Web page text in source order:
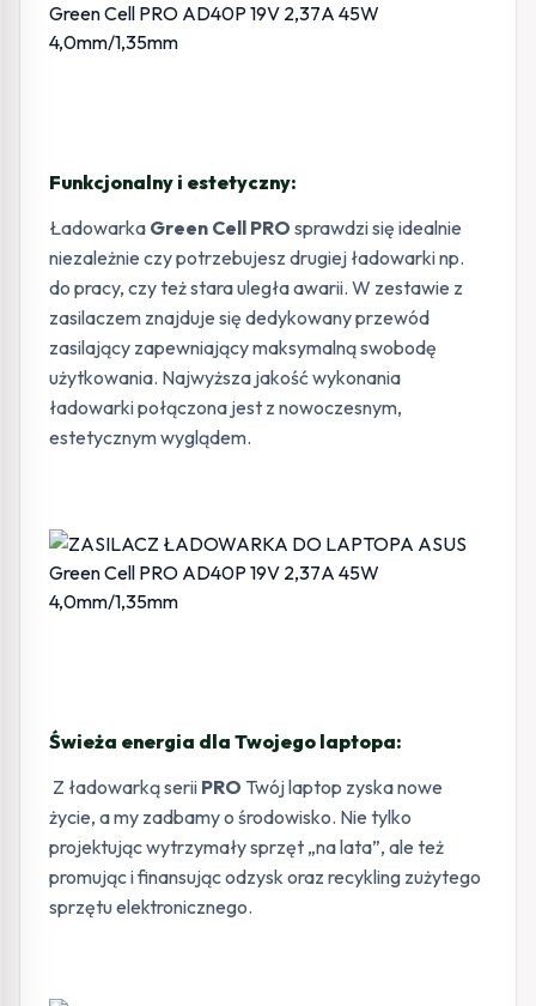
Funkcjonalny i estetyczny:
Ładowarka Green Cell PRO sprawdzi się idealnie
niezależnie czy potrzebujesz drugiej ładowarki np.
do pracy, czy też stara uległa awarii. W zestawie z
zasilaczem znajduje się dedykowany przewód
zasilający zapewniający maksymalną swobodę
użytkowania. Najwyższa jakość wykonania
ładowarki połączona jest z nowoczesnym,
estetycznym wyglądem.
Świeża energia dla Twojego laptopa:
Z ładowarką serii PRO Twój laptop zyska nowe
życie, a my zadbamy o środowisko. Nie tylko
projektując wytrzymały sprzęt „na lata”, ale też
promując i finansując odzysk oraz recykling zużytego
sprzętu elektronicznego.